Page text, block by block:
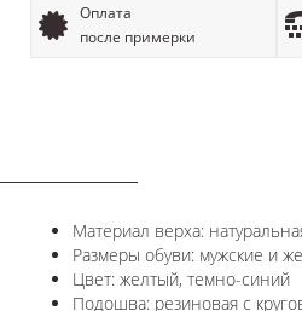
Оплата
после примерки
Материал верха:
Размеры обуви: мужские и
Цвет: желтый, темно-синий
Подошва: резиновая с